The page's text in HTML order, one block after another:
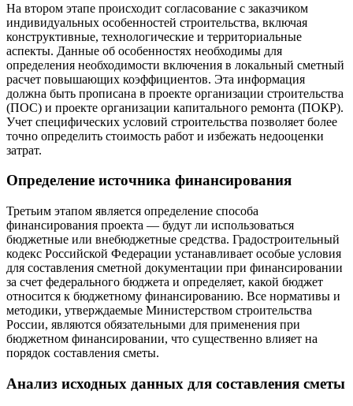
На втором этапе происходит согласование с заказчиком
индивидуальных особенностей строительства, включая
конструктивные, технологические и территориальные
аспекты. Данные об особенностях необходимы для
определения необходимости включения в локальный сметный
расчет повышающих коэффициентов. Эта информация
должна быть прописана в проекте организации строительства
(ПОС) и проекте организации капитального ремонта (ПОКР).
Учет специфических условий строительства позволяет более
точно определить стоимость работ и избежать недооценки
затрат.
Определение источника финансирования
Третьим этапом является определение способа
финансирования проекта — будут ли использоваться
бюджетные или внебюджетные средства. Градостроительный
кодекс Российской Федерации устанавливает особые условия
для составления сметной документации при финансировании
за счет федерального бюджета и определяет, какой бюджет
относится к бюджетному финансированию. Все нормативы и
методики, утверждаемые Министерством строительства
России, являются обязательными для применения при
бюджетном финансировании, что существенно влияет на
порядок составления сметы.
Анализ исходных данных для составления сметы